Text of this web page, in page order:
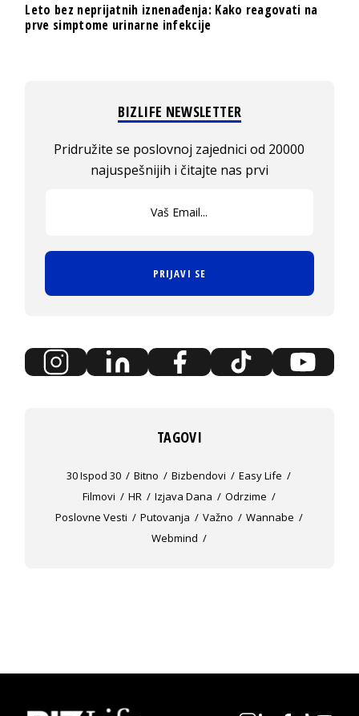
Leto bez neprijatnih iznenađenja: Kako reagovati na
prve simptome urinarne infekcije
BIZLIFE NEWSLETTER
Pridružite se poslovnoj zajednici od 20000
najuspešnijih i čitajte nas prvi
PRIJAVI SE
TAGOVI
30 Ispod 30 Bitno Bizbendovi
Easy Life
Filmovi
HR Izjava Dana
Odrzime
Poslovne Vesti
Putovanja Važno
Wannabe
Webmind